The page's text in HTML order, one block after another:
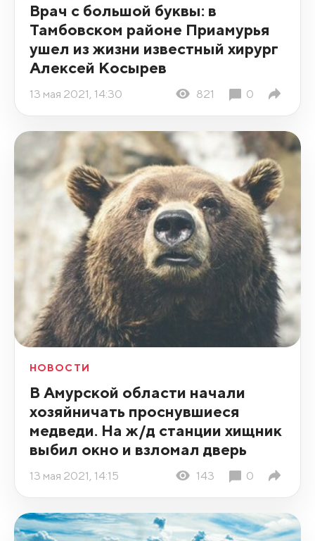
Врач с большой буквы: в
Тамбовском районе Приамурья
ушел из жизни известный хирург
Алексей Косырев
13 мая 2021, 14:30 821 0
НОВОСТИ
В Амурской области начали
хозяйничать проснувшиеся
медведи. На ж/д станции хищник
выбил окно и взломал дверь
13 мая 2021, 14:15 143 0